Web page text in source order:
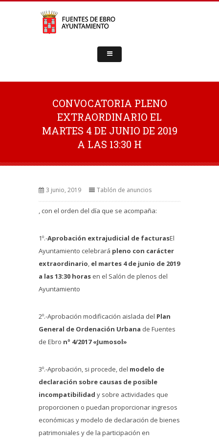
CONVOCATORIA PLENO
EXTRAORDINARIO EL
MARTES 4 DE JUNIO DE 2019
A LAS 13:30 H
3 junio, 2019 Tablón de anuncios
, con el orden del día que se acompaña:
1º.-Aprobación extrajudicial de facturasEl
Ayuntamiento celebrará pleno con carácter
extraordinario, el martes 4 de junio de 2019
a las 13:30 horas en el Salón de plenos del
Ayuntamiento
2º.-Aprobación modificación aislada del Plan
General de Ordenación Urbana de Fuentes
de Ebro nº 4/2017 «Jumosol»
3º.-Aprobación, si procede, del modelo de
declaración sobre causas de posible
incompatibilidad y sobre actividades que
proporcionen o puedan proporcionar ingresos
económicas y modelo de declaración de bienes
patrimoniales y de la participación en